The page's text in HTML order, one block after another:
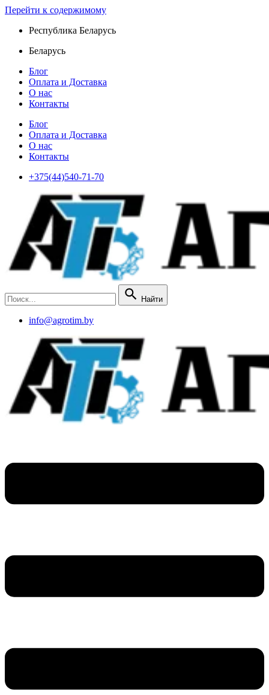
Перейти к содержимому
Республика Беларусь
Беларусь
Блог
Оплата и Доставка
О нас
Контакты
Блог
Оплата и Доставка
О нас
Контакты
+375(44)540-71-70
Найти
info@agrotim.by